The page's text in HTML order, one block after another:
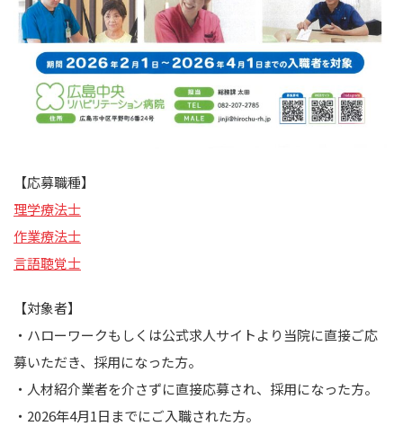
【応募職種】
理学療法士
作業療法士
言語聴覚士
【対象者】
・ハローワークもしくは公式求人サイトより当院に直接ご応
募いただき、採用になった方。
・人材紹介業者を介さずに直接応募され、採用になった方。
・2026年4月1日までにご入職された方。